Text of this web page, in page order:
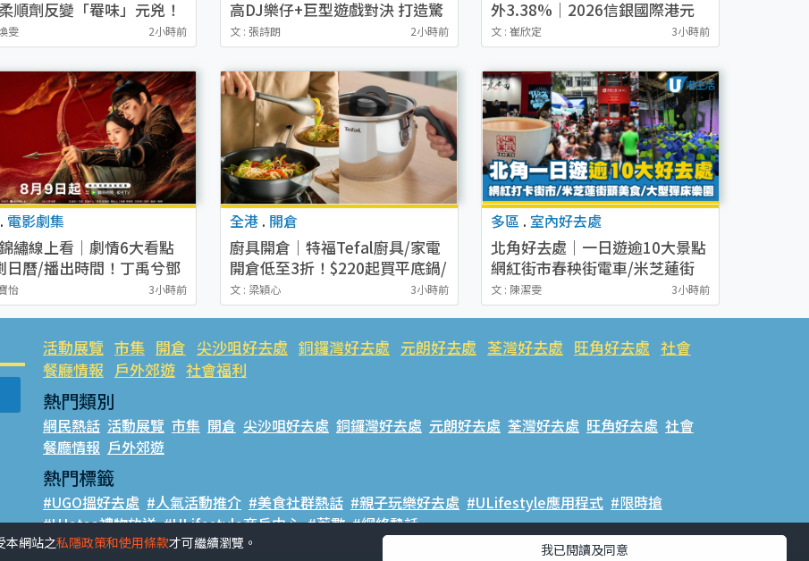
順劑反變「罨味」元兇！
10招衣物速乾法＋室內晾
雯 2小時前
高DJ樂仔+巨型遊戲對決 打造驚
喜LEGO互動巴士站
文 : 張詩朗 2小時前
外3.38%｜2026信銀國際港元
定期存款優惠每日更新
文 : 崔欣定 3小時前
. 電影劇集
繡線上看｜劇情6大看點
日曆/播出時間！丁禹兮鄧
搭CP成最大亮點
怡 3小時前
全港 . 開倉
廚具開倉｜特福Tefal廚具/家電
開倉低至3折！$220起買平底鍋/
炒鑊/湯煲！電飯煲/吸塵機/燙斗
$418起
文 : 梁穎心 3小時前
多區 . 室內好去處
北角好去處｜一日遊逾10大景點
網紅街市春秧街電車/米芝蓮街
頭美食/大型彈床樂園
文 : 陳潔雯 3小時前
活動展覽 市集 開倉 尖沙咀好去處 銅鑼灣好去處 元朗好去處 荃灣好去處 旺角好去處 社會
餐廳情報 戶外郊遊 社會福利
熱門類別
網民熱話 活動展覽 市集 開倉 尖沙咀好去處 銅鑼灣好去處 元朗好去處 荃灣好去處 旺角好去處 社會
餐廳情報 戶外郊遊
熱門標籤
#UGO搵好去處 #人氣活動推介 #美食社群熱話 #親子玩樂好去處 #ULifestyle應用程式 #限時搶
#UJetso禮物放送 #ULifestyle商戶中心 #著數 #網絡熱話
本網站之私隱政策和使用條款才可繼續瀏覽。 我已閱讀及同意